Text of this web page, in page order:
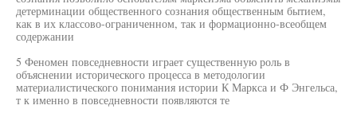
детерминации общественного сознания общественным бытием,
как в их классово-ограниченном, так и формационно-всеобщем
содержании
5 Феномен повседневности играет существенную роль в
объяснении исторического процесса в методологии
материалистического понимания истории К Маркса и Ф Энгельса,
т к именно в повседневности появляются те